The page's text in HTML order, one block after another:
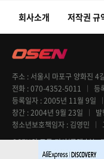
회사소개 저작권 규
주소
서울시 마포구 양화진
전화 070-4352-5011 등
등록일자 2005년 11월 9일
창간 2004년 9월 23일
청소년보호책임자 김영민
OSEN의 모든 기사(콘텐츠)는
엄격히 금지합니다.